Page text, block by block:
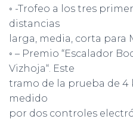
◦ -Trofeo a los tres
distancias
larga, media, corta para
◦ – Premio “Escalador
Vizhoja“. Este
tramo de la prueba de 4
medido
por dos controles